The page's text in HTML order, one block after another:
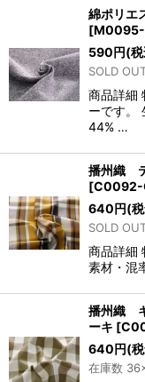
綿ポリ
[
590円(
SOLD
商品詳細
ーです。
44% …
播州織
[C0092-
640円(
SOLD
商品詳細
素材・混
播州織
ーキ [
640円(
在庫数